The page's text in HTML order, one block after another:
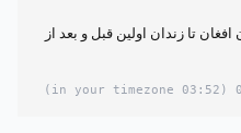
تا زندان اولین قبل و بعد از
(03:52 in your timezone)